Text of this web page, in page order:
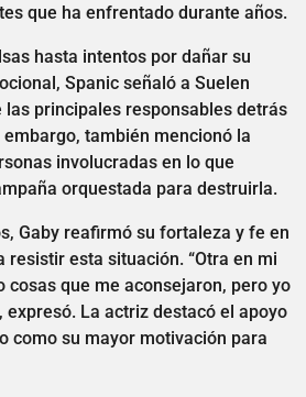
que ha enfrentado durante años.
hasta intentos por dañar su
Spanic señaló a Suelen
las principales responsables detrás
también mencionó la
involucradas en lo que
orquestada para destruirla.
Gaby reafirmó su fortaleza y fe en
resistir esta situación. “Otra en mi
cosas que me aconsejaron, pero yo
expresó. La actriz destacó el apoyo
como su mayor motivación para